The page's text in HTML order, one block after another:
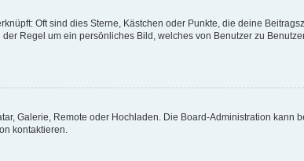
Oft sind dies Sterne, Kästchen oder Punkte, die deine
Regel um ein persönliches Bild, welches von Benutzer zu
Galerie, Remote oder Hochladen. Die Board-Administration kann
kontaktieren.